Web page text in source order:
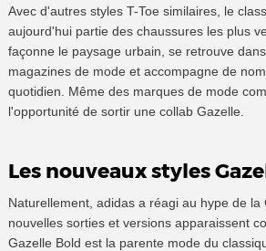
Avec d'autres styles T-Toe similaires, le
aujourd'hui partie des chaussures les plus
façonne le paysage urbain, se retrouve
magazines de mode et accompagne de
quotidien. Même des marques de mode
l'opportunité de sortir une collab Gazelle.
Les nouveaux styles
Naturellement, adidas a réagi au hype de la
nouvelles sorties et versions apparaissent
Gazelle Bold est la parente mode du